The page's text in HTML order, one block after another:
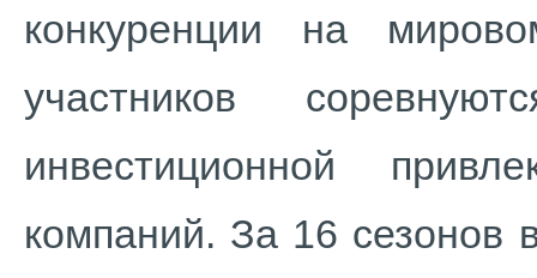
конкуренции на
участников
инвестиционной
компаний. За 16 сезонов